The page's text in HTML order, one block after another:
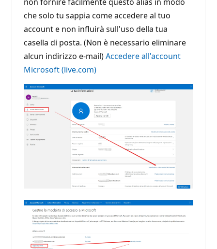
che solo tu sappia come accedere al tuo
account e non influirà sull'uso della tua
casella di posta. (Non è necessario eliminare
alcun indirizzo e-mail)Accedere all'account
Microsoft (live.com)